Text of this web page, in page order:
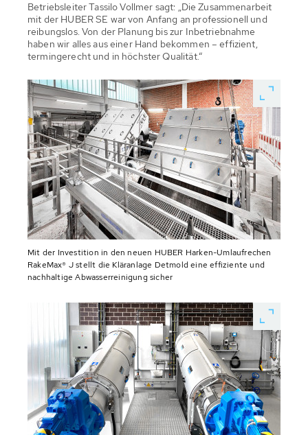
Betriebsleiter Tassilo Vollmer sagt: „Die Zusammenarbeit
mit der HUBER SE war von Anfang an professionell und
reibungslos. Von der Planung bis zur Inbetriebnahme
haben wir alles aus einer Hand bekommen – effizient,
termingerecht und in höchster Qualität.“
Mit der Investition in den neuen HUBER Harken-Umlaufrechen
RakeMax® J stellt die Kläranlage Detmold eine effiziente und
nachhaltige Abwasserreinigung sicher